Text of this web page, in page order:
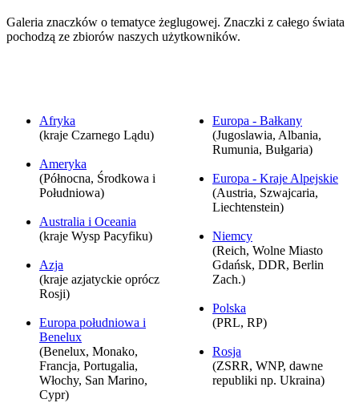
Galeria znaczków o tematyce żeglugowej. Znaczki z całego świata
pochodzą ze zbiorów naszych użytkowników.
Afryka
(kraje Czarnego Lądu)
Ameryka
(Północna, Środkowa i
Południowa)
Australia i Oceania
(kraje Wysp Pacyfiku)
Azja
(kraje azjatyckie oprócz
Rosji)
Europa południowa i
Benelux
(Benelux, Monako,
Francja, Portugalia,
Włochy, San Marino,
Cypr)
Europa - Bałkany
(Jugoslawia, Albania,
Rumunia, Bułgaria)
Europa - Kraje Alpejskie
(Austria, Szwajcaria,
Liechtenstein)
Niemcy
(Reich, Wolne Miasto
Gdańsk, DDR, Berlin
Zach.)
Polska
(PRL, RP)
Rosja
(ZSRR, WNP, dawne
republiki np. Ukraina)